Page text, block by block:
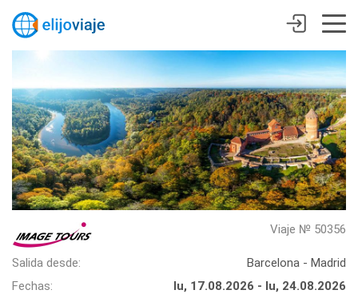
Viaje № 50356
Salida desde:
Barcelona - Madrid
Fechas:
lu, 17.08.2026 - lu, 24.08.2026